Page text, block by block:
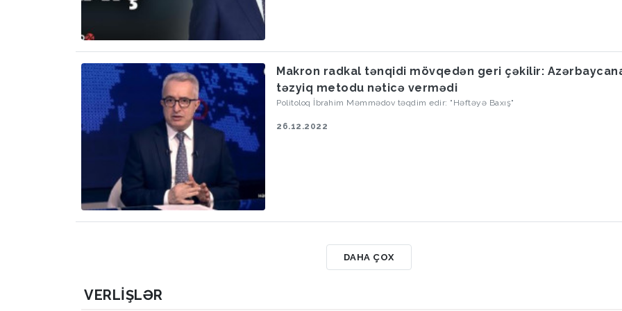
Makron radkal tənqidi mövqedən geri çəkilir:
təzyiq metodu nəticə vermədi
Politoloq İbrahim Məmmədov təqdim edir: "Həftəyə Baxış"
26.12.2022
DAHA ÇOX
VERLIŞLƏR